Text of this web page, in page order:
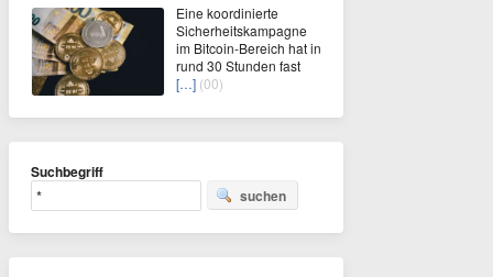
Eine koordinierte
Sicherheitskampagne
im Bitcoin-Bereich hat in
rund 30 Stunden fast
[…] (00)
Suchbegriff
suchen